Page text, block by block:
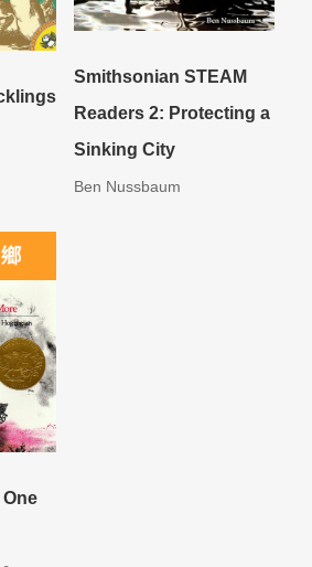
Smithsonian STEAM
Readers 2: Protecting a
Sinking City
Ben Nussbaum